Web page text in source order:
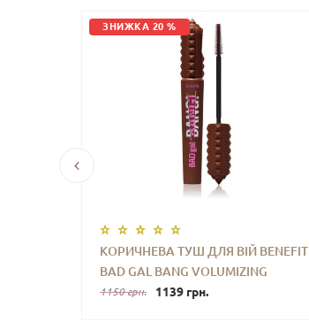
ЗНИЖКА 20 %
КОРИЧНЕВА ТУШ ДЛЯ ВІЙ BENEFIT
BAD GAL BANG VOLUMIZING
MASCARA REBEL BROWN 8.5 G
1150 грн. 1139 грн.